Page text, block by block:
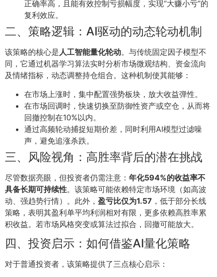
正确率高，且能有效控制亏损幅度，实现“大赚小亏”的
复利效应。
二、策略逻辑：AI驱动的动态轮动机制
该策略的核心是人工智能量化轮动。与传统固定因子模型不
同，它通过机器学习算法实时分析市场微观结构、资金流向
及情绪指标，动态调整持仓组合。这种机制使其能够：
在市场上涨时，集中配置强势板块，放大收益弹性。
在市场回调时，快速切换至防御性资产或空仓，从而将
回撤控制在10%以内。
通过高频轮动捕捉短期价差，同时利用AI模型过滤噪
声，避免追涨杀跌。
三、风险视角：高胜率背后的潜在挑战
尽管数据亮眼，但投资者仍需注意： 年化594%的收益率不
具备长期可持续性。该策略可能依赖特定市场环境（如高波
动、强趋势行情）。此外， 盈亏比仅为1.57 ，低于部分长线
策略，表明其盈利单平均利润相对有限，更多依赖高胜率累
积收益。若市场风格突变或算法过拟合，回撤可能放大。
四、投资启示：如何借鉴AI量化策略
对于普通投资者，该策略提供了三点核心启示：